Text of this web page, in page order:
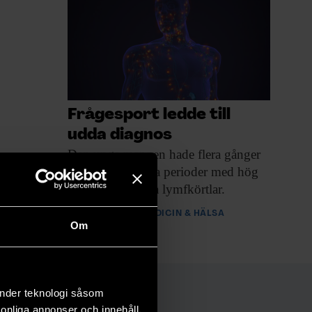
Om
teknologi såsom
annonser och innehåll,
Frågesport ledde till
udda diagnos
Den unga mannen hade flera gånger
drabbats av långa perioder med hög
feber och svullna lymfkörtlar.
MEDICIN & HÄLSA